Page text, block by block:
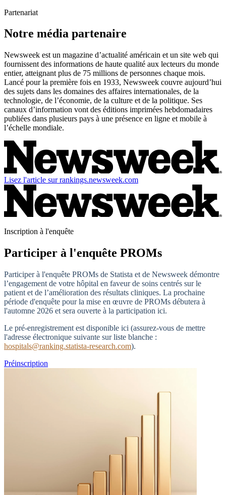
Partenariat
Notre média partenaire
Newsweek est un magazine d’actualité américain et un site web qui
fournissent des informations de haute qualité aux lecteurs du monde
entier, atteignant plus de 75 millions de personnes chaque mois.
Lancé pour la première fois en 1933, Newsweek couvre aujourd’hui
des sujets dans les domaines des affaires internationales, de la
technologie, de l’économie, de la culture et de la politique. Ses
canaux d’information vont des éditions imprimées hebdomadaires
publiées dans plusieurs pays à une présence en ligne et mobile à
l’échelle mondiale.
Lisez l'article sur rankings.newsweek.com
Inscription à l'enquête
Participer à l'enquête PROMs
Participer à l'enquête PROMs de Statista et de Newsweek démontre
l’engagement de votre hôpital en faveur de soins centrés sur le
patient et de l’amélioration des résultats cliniques. La prochaine
période d'enquête pour la mise en œuvre de PROMs débutera à
l'automne 2026 et sera ouverte à la participation ici.
Le pré-enregistrement est disponible ici (assurez-vous de mettre
l'adresse électronique suivante sur liste blanche :
hospitals@ranking.statista-research.com).
Préinscription